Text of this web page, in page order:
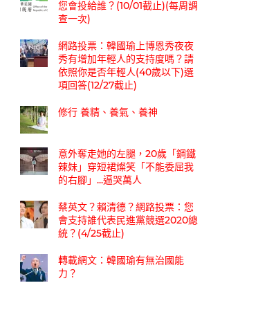
您會投給誰？(10/01截止)(每周調
查一次)
網路投票：韓國瑜上博恩秀夜夜
秀有增加年輕人的支持度嗎？請
依照你是否年輕人(40歲以下)選
項回答(12/27截止)
修行 養精、養氣、養神
意外奪走她的左腿，20歲「鋼鐵
辣妹」穿短裙燦笑「不能委屈我
的右腳」...逼哭萬人
蔡英文？賴清德？網路投票：您
會支持誰代表民進黨競選2020總
統？(4/25截止)
轉載網文：韓國瑜有無治國能
力？